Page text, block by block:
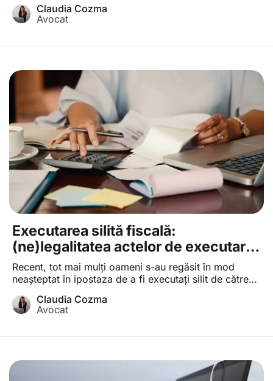
și reprezintă un obiectiv al oricărui participant la
mediul de afaceri. În cele ce urmează vom analiza
de lege în privința […]
Claudia Cozma
Avocat
Executarea silită fiscală:
(ne)legalitatea actelor de executare
în lipsa emiterii și/sau comunicării
unui titlu de creanță fiscală
Recent, tot mai mulți oameni s-au regăsit în mod
neașteptat în ipostaza de a fi executați silit de către
domiciliu. Multe dintre aceste executări silite fiscale
au fost demarate pentru recuperarea unor creanțe
că le datorează la bugetul local. Această […]
Claudia Cozma
Avocat